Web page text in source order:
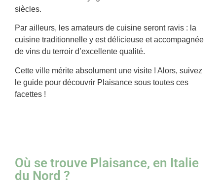
siècles.
Par ailleurs, les amateurs de cuisine seront ravis : la
cuisine traditionnelle y est délicieuse et accompagnée
de vins du terroir d’excellente qualité.
Cette ville mérite absolument une visite ! Alors, suivez
le guide pour découvrir Plaisance sous toutes ces
facettes !
Où se trouve Plaisance, en Italie
du Nord ?